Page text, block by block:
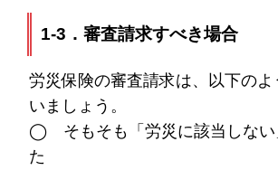
1-3．審査請求すべき場合
労災保険の審査請求は、以下の
いましょう。
◯ そもそも「労災に該当しない
た